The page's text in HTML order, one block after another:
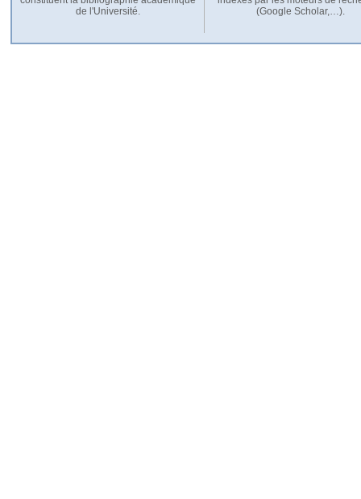
de l'Université.
(Google Scholar,…).